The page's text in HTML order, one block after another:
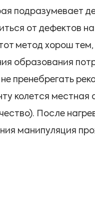
подразумевает
от дефектов
метод хорош
образования
пренебрегать
колется местная
После
манипуляция